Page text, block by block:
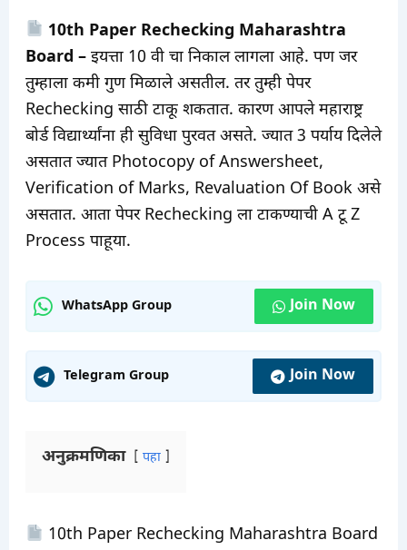
10th Paper Rechecking Maharashtra
Board –इयत्ता 10 वी चा निकाल लागला आहे. पण जर
तुम्हाला कमी गुण मिळाले असतील. तर तुम्ही पेपर
Rechecking साठी टाकू शकतात. कारण आपले महाराष्ट्र
बोर्ड विद्यार्थ्यांना ही सुविधा पुरवत असते. ज्यात 3 पर्याय दिलेले
असतात ज्यात Photocopy of Answersheet,
Verification of Marks, Revaluation Of Book असे
असतात. आता पेपर Rechecking ला टाकण्याची A टू Z
Process पाहूया.
WhatsApp Group Join Now
Telegram Group Join Now
अनुक्रमणिका पहा
10th Paper Rechecking Maharashtra Board